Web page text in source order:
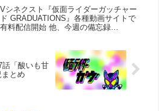
Vシネクスト『仮面ライダーガッチャー
ド GRADUATIONS』各種動画サイトで
有料配信開始 他、今週の備忘録
話「酸いも甘
とめ